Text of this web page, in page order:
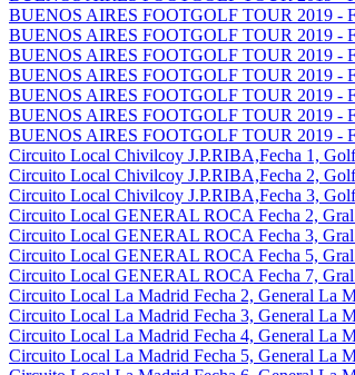
BUENOS AIRES FOOTGOLF TOUR 2019 -
BUENOS AIRES FOOTGOLF TOUR 2019 -
BUENOS AIRES FOOTGOLF TOUR 2019 -
BUENOS AIRES FOOTGOLF TOUR 2019 -
BUENOS AIRES FOOTGOLF TOUR 2019 -
BUENOS AIRES FOOTGOLF TOUR 2019 -
BUENOS AIRES FOOTGOLF TOUR 2019 -
Circuito Local Chivilcoy J.P.RIBA,Fecha 1,
Circuito Local Chivilcoy J.P.RIBA,Fecha 2,
Circuito Local Chivilcoy J.P.RIBA,Fecha 3,
Circuito Local GENERAL ROCA Fecha 2,
Circuito Local GENERAL ROCA Fecha 3,
Circuito Local GENERAL ROCA Fecha 5,
Circuito Local GENERAL ROCA Fecha 7,
Circuito Local La Madrid Fecha 2, General La
Circuito Local La Madrid Fecha 3, General La
Circuito Local La Madrid Fecha 4, General La
Circuito Local La Madrid Fecha 5, General La